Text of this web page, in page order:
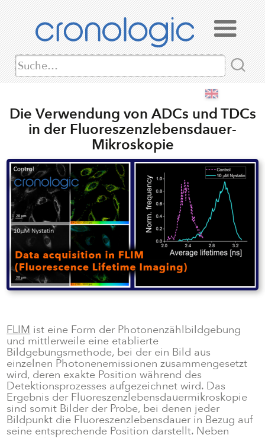
Die Verwendung von ADCs und TDCs
in der Fluoreszenzlebensdauer-
Mikroskopie
FLIM ist eine Form der Photonenzählbildgebung
und mittlerweile eine etablierte
Bildgebungsmethode, bei der ein Bild aus
einzelnen Photonenemissionen zusammengesetzt
wird, deren exakte Position während des
Detektionsprozesses aufgezeichnet wird. Das
Ergebnis der Fluoreszenzlebensdauermikroskopie
sind somit Bilder der Probe, bei denen jeder
Bildpunkt die Fluoreszenzlebensdauer in Bezug auf
seine entsprechende Position darstellt. Neben